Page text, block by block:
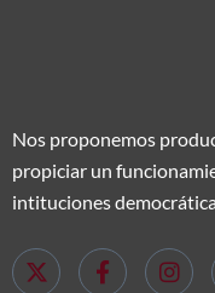
Nos proponemos
propiciar un
intituciones